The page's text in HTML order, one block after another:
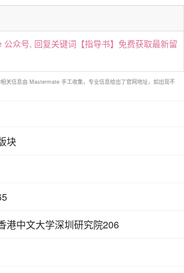
众号, 回复关键词【指导书】免费获取最新留
关信息由 Mastermate 手工收集，专业信息给出了官网地址，如出现不
块
港中文大学深圳研究院206